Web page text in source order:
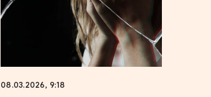
08.03.2026, 9:18